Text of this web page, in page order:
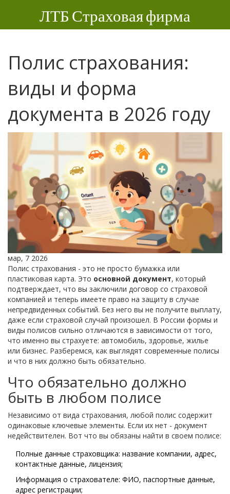
ЛТБ Страховая фирма
Полис страхования:
виды и форма
документа в 2026 году
мар, 7 2026
Полис страхования - это не просто бумажка или
пластиковая карта. Это основной документ, который
подтверждает, что вы заключили договор со страховой
компанией и теперь имеете право на защиту в случае
непредвиденных событий. Без него вы не получите выплату,
даже если страховой случай произошел. В России формы и
виды полисов сильно отличаются в зависимости от того,
что именно вы страхуете: автомобиль, здоровье, жилье
или бизнес. Разберемся, как выглядят современные полисы
и что в них должно быть обязательно.
Что обязательно должно
быть в любом полисе
Независимо от вида страхования, любой полис содержит
одинаковые ключевые элементы. Если их нет - документ
недействителен. Вот что вы обязаны найти в своем полисе:
Полные данные страховщика: название компании, адрес,
контактные данные, лицензия;
Информация о страхователе: ФИО, паспортные данные,
адрес регистрации;